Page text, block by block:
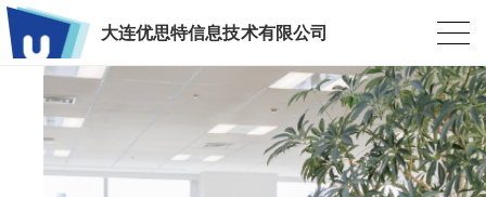
大连优思特信息技术有限公司